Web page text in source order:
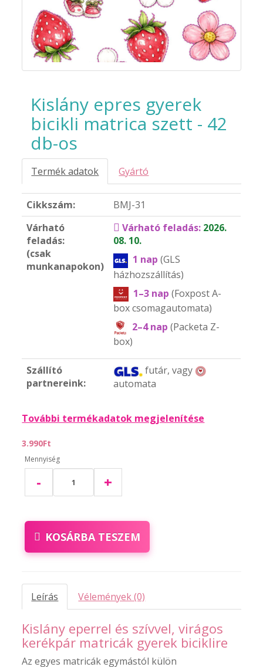
Kislány epres gyerek
bicikli matrica szett - 42
db-os
Termék adatok Gyártó
Cikkszám:
BMJ-31
Várható
feladás:
(csak
munkanapokon)
Várható feladás: 2026.
08. 10.
1 nap(GLS
házhozszállítás)
1–3 nap (Foxpost A-
box csomagautomata)
2–4 nap(Packeta Z-
box)
Szállító
partnereink:
futár, vagy
automata
További termékadatok megjelenítése
3.990Ft
Mennyiség
- +
KOSÁRBA TESZEM
Leírás Vélemények (0)
Kislány eperrel és szívvel, virágos
kerékpár matricák gyerek biciklire
Az egyes matricák egymástól külön